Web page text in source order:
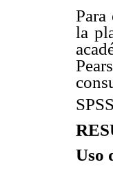
la
SPSS
Uso